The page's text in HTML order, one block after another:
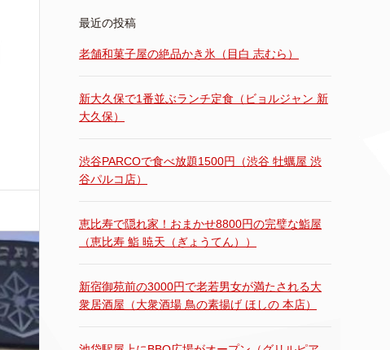
最近の投稿
老舗和菓子屋の絶品かき氷（目白 志むら）
新大久保で1番並ぶランチ定食（ビョルジャン 新
大久保）
渋谷PARCOで食べ放題1500円（渋谷 牡蠣屋 渋
谷パルコ店）
恵比寿で隠れ家！おまかせ8800円の完璧な鮨屋
（恵比寿 鮨 暁天（ぎょうてん））
新宿御苑前の3000円で老若男女が満たされる大
衆居酒屋（大衆酒場 鳥の素揚げ ほしの 本店）